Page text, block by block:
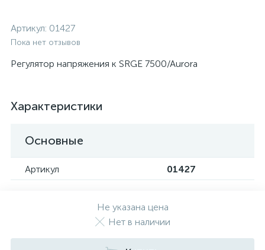
Артикул: 01427
Пока нет отзывов
Регулятор напряжения к SRGE 7500/Aurora
Характеристики
Основные
Артикул 01427
Не указана цена
Нет в наличии